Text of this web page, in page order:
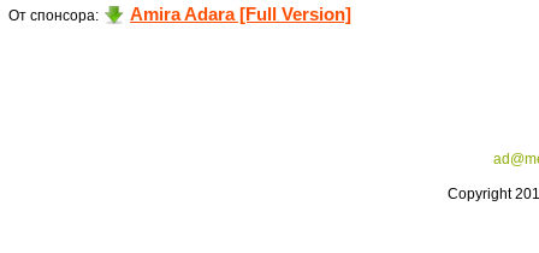
От спонсора: Amira Adara [Full Version]
Copyright